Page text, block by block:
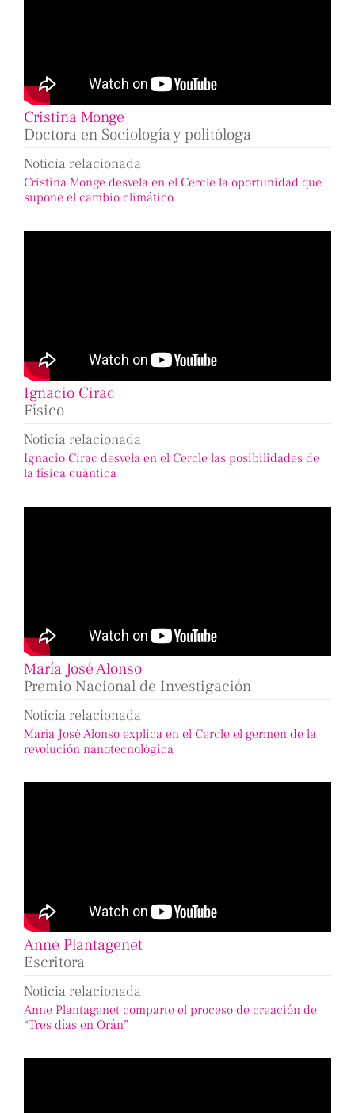
Cristina Monge
Doctora en Sociología y politóloga
Noticia relacionada
Cristina Monge desvela en el Cercle la oportunidad que
supone el cambio climático
Ignacio Cirac
Físico
Noticia relacionada
Ignacio Cirac desvela en el Cercle las posibilidades de
la física cuántica
María José Alonso
Premio Nacional de Investigación
Noticia relacionada
María José Alonso explica en el Cercle el germen de la
revolución nanotecnológica
Anne Plantagenet
Escritora
Noticia relacionada
Anne Plantagenet comparte el proceso de creación de
“Tres días en Orán”